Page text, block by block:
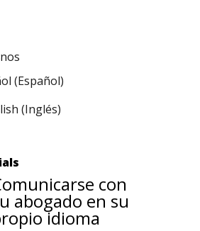
(Español)
(Inglés)
con
abogado en su
idioma